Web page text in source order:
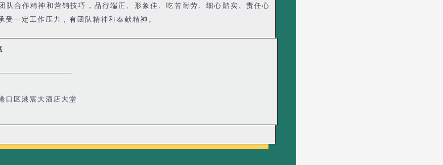
队合作精神和营销技巧，品行端正、形象佳、吃苦耐劳、细心踏实、责任心
受一定工作压力，有团队精神和奉献精神。
口区港宸大酒店大堂